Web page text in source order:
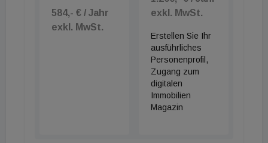
Vertragsübergang niedergeschrieben (dies sah das
BFG durch Änderungen im Bereich der Kaution und
der Haftungen im gegenständlichen Fall gegeben),
kann eine Gebührenpflicht ausgelöst werden. Für
die Praxis ist es in diesem Bereich daher von
erheblicher Bedeutung, beim Wording vorsichtig
vorzugehen, da die Abgrenzung zwischen der
584,- € / Jahr
exkl. MwSt.
exkl. MwSt.
Erstellen Sie Ihr
ausführliches
Personenprofil,
Zugang zum
digitalen
Immobilien
Magazin